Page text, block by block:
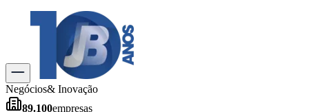
Explore Tudo
Últimas Notícias
Previsão do Tempo
Trânsito e Rotas
Dia a Dia & Lazer
Negócios& Inovação
89.100empresas